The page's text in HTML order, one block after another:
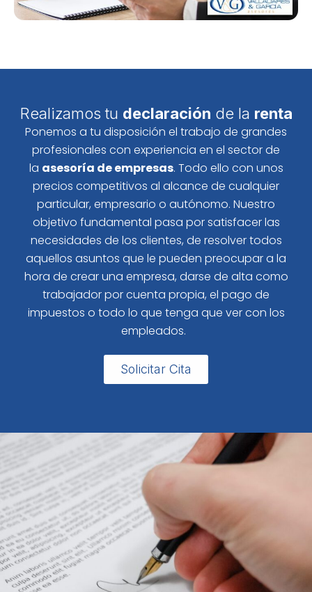
Realizamos tu declaración de la renta
Ponemos a tu disposición el trabajo de grandes
profesionales con experiencia en el sector de
la asesoría de empresas. Todo ello con unos
precios competitivos al alcance de cualquier
particular, empresario o autónomo. Nuestro
objetivo fundamental pasa por satisfacer las
necesidades de los clientes, de resolver todos
aquellos asuntos que le pueden preocupar a la
hora de crear una empresa, darse de alta como
trabajador por cuenta propia, el pago de
impuestos o todo lo que tenga que ver con los
empleados.
Solicitar Cita